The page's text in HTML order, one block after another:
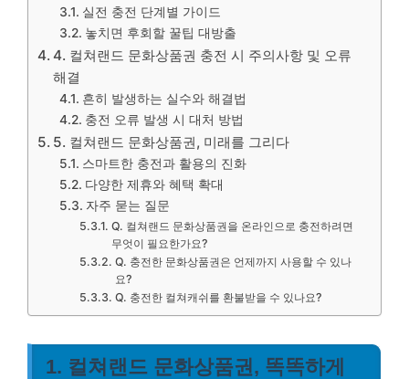
실전 충전 단계별 가이드
놓치면 후회할 꿀팁 대방출
4. 컬쳐랜드 문화상품권 충전 시 주의사항 및 오류
해결
흔히 발생하는 실수와 해결법
충전 오류 발생 시 대처 방법
5. 컬쳐랜드 문화상품권, 미래를 그리다
스마트한 충전과 활용의 진화
다양한 제휴와 혜택 확대
자주 묻는 질문
Q. 컬쳐랜드 문화상품권을 온라인으로 충전하려면
무엇이 필요한가요?
Q. 충전한 문화상품권은 언제까지 사용할 수 있나
요?
Q. 충전한 컬쳐캐쉬를 환불받을 수 있나요?
1. 컬쳐랜드 문화상품권, 똑똑하게